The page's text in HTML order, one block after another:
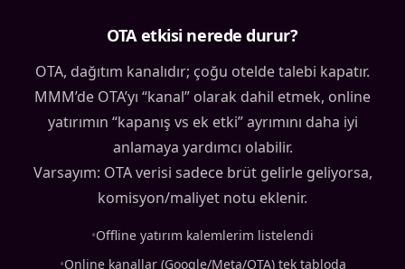
OTA etkisi nerede durur?
OTA, dağıtım kanalıdır; çoğu otelde talebi kapatır.
MMM’de OTA’yı “kanal” olarak dahil etmek, online
yatırımın “kapanış vs ek etki” ayrımını daha iyi
anlamaya yardımcı olabilir.
Varsayım: OTA verisi sadece brüt gelirle geliyorsa,
komisyon/maliyet notu eklenir.
•Offline yatırım kalemlerim listelendi
•Online kanallar (Google/Meta/OTA) tek tabloda